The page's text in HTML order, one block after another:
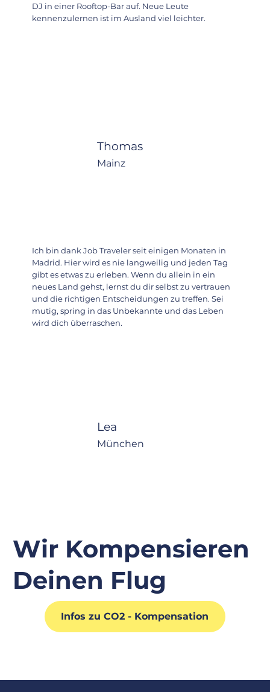
Wir Kompensieren
Deinen Flug
Infos zu CO2 - Kompensation
DJ in einer Rooftop-Bar auf. Neue Leute
kennenzulernen ist im Ausland viel leichter.
Thomas
Mainz
Ich bin dank Job Traveler seit einigen Monaten in
Madrid. Hier wird es nie langweilig und jeden Tag
gibt es etwas zu erleben. Wenn du allein in ein
neues Land gehst, lernst du dir selbst zu vertrauen
und die richtigen Entscheidungen zu treffen. Sei
mutig, spring in das Unbekannte und das Leben
wird dich überraschen.
Lea
München